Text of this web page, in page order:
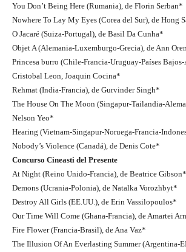
You Don’t Being Here (Rumania), de Florin Serban*
Nowhere To Lay My Eyes (Corea del Sur), de Hong
O Jacaré (Suiza-Portugal), de Basil Da Cunha*
Objet A (Alemania-Luxemburgo-Grecia), de Ann
Princesa burro (Chile-Francia-Uruguay-Países
Cristobal Leon, Joaquin Cocina*
Rehmat (India-Francia), de Gurvinder Singh*
The House On The Moon (Singapur-Tailandia-
Nelson Yeo*
Hearing (Vietnam-Singapur-Noruega-Francia-
Nobody’s Violence (Canadá), de Denis Cote*
Concurso Cineasti del Presente
At Night (Reino Unido-Francia), de Beatrice Gibson*
Demons (Ucrania-Polonia), de Natalka Vorozhbyt*
Destroy All Girls (EE.UU.), de Erin Vassilopoulos*
Our Time Will Come (Ghana-Francia), de Amartei
Fire Flower (Francia-Brasil), de Ana Vaz*
The Illusion Of An Everlasting Summer (Argentina-